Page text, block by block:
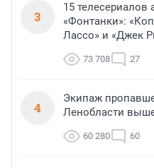
3
15 телесериалов
«Фонтанки»:
Лассо» и «Джек
73 708 27
4
Экипаж
Ленобласти
60 280 60